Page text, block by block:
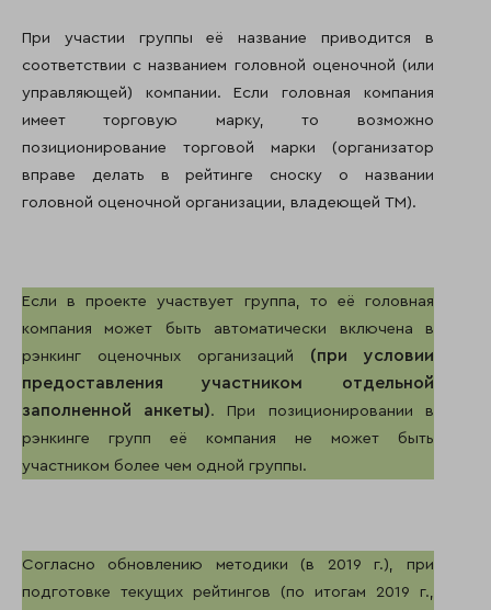
При участии группы её название приводится в
соответствии с названием головной оценочной (или
управляющей) компании. Если головная компания
имеет торговую марку, то возможно
позиционирование торговой марки (организатор
вправе делать в рейтинге сноску о названии
головной оценочной организации, владеющей ТМ).
Если в проекте участвует группа, то её головная
компания может быть автоматически включена в
рэнкинг оценочных организаций (при условии
предоставления участником отдельной
заполненной анкеты). При позиционировании в
рэнкинге групп её компания не может быть
участником более чем одной группы.
Согласно обновлению методики (в 2019 г.), при
подготовке текущих рейтингов (по итогам 2019 г.,